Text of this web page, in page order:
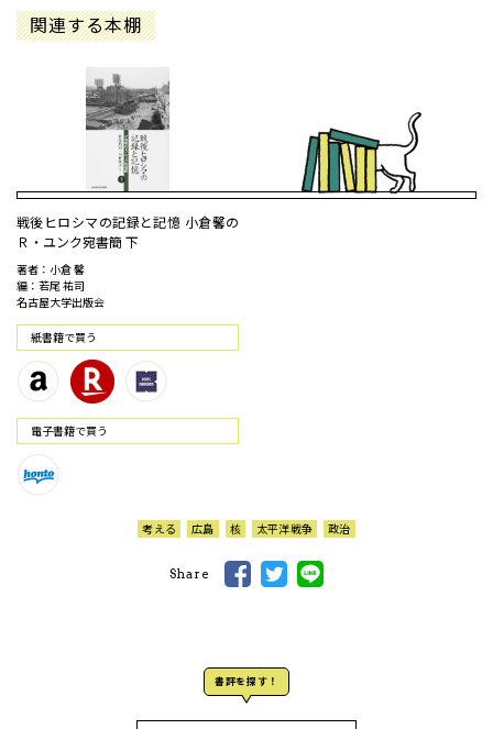
関連する本棚
戦後ヒロシマの記録と記憶 小倉馨の
Ｒ・ユンク宛書簡 下
著者：小倉 馨
編：若尾 祐司
名古屋大学出版会
紙書籍で買う
電⼦書籍で買う
考える 広島 核 太平洋戦争 政治
Share
書評を探す！